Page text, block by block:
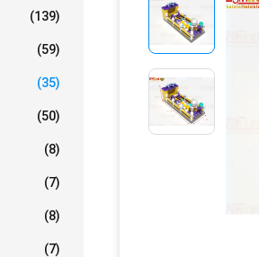
(139)
(59)
(35)
(50)
(8)
(7)
(8)
(7)